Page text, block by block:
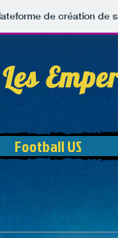
de création de
Les
Football US